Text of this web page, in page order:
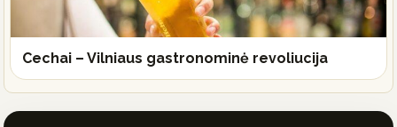
Cechai – Vilniaus gastronominė revoliucija